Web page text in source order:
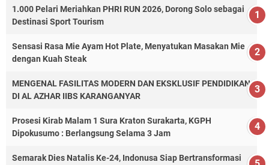
1.000 Pelari Meriahkan PHRI RUN 2026, Dorong Solo sebagai
Destinasi Sport Tourism
Sensasi Rasa Mie Ayam Hot Plate, Menyatukan Masakan Mie
dengan Kuah Steak
MENGENAL FASILITAS MODERN DAN EKSKLUSIF PENDIDIKAN
DI AL AZHAR IIBS KARANGANYAR
Prosesi Kirab Malam 1 Sura Kraton Surakarta, KGPH
Dipokusumo : Berlangsung Selama 3 Jam
Semarak Dies Natalis Ke-24, Indonusa Siap Bertransformasi